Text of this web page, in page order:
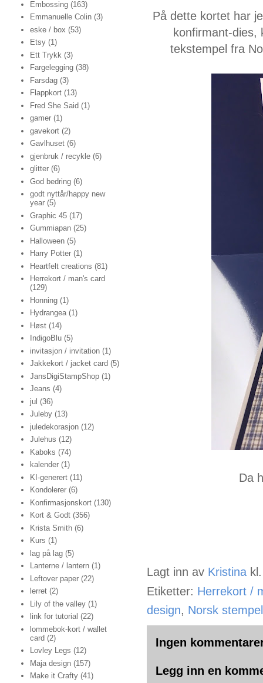
På dette kortet har
konfirmant-dies,
tekstempel fra
Da
Lagt inn av Kristina
Etiketter: Herrekort /
design, Norsk
Ingen
Legg inn en
Embossing (163)
Emmanuelle Colin (3)
eske / box (53)
Etsy (1)
Ett Trykk (3)
Fargelegging (38)
Farsdag (3)
Flappkort (13)
Fred She Said (1)
gamer (1)
gavekort (2)
Gavlhuset (6)
gjenbruk / recykle (6)
glitter (6)
God bedring (6)
godt nyttår/happy new
year (5)
Graphic 45 (17)
Gummiapan (25)
Halloween (5)
Harry Potter (1)
Heartfelt creations (81)
Herrekort / man's card
(129)
Honning (1)
Hydrangea (1)
Høst (14)
IndigoBlu (5)
invitasjon / invitation (1)
Jakkekort / jacket card (5)
JansDigiStampShop (1)
Jeans (4)
jul (36)
Juleby (13)
juledekorasjon (12)
Julehus (12)
Kaboks (74)
kalender (1)
KI-generert (11)
Kondolerer (6)
Konfirmasjonskort (130)
Kort & Godt (356)
Krista Smith (6)
Kurs (1)
lag på lag (5)
Lanterne / lantern (1)
Leftover paper (22)
lerret (2)
Lily of the valley (1)
link for tutorial (22)
lommebok-kort / wallet
card (2)
Lovley Legs (12)
Maja design (157)
Make it Crafty (41)